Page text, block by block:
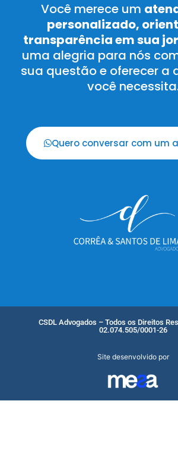
Você merece um
personalizado,
transparência em sua
uma alegria para nós
sua questão e oferecer a
você
Quero conversar com um
CSDL Advogados – Todos os Direitos
02.074.505/0001-26
Site desenvolvido por